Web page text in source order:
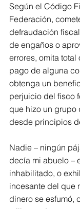
Según el Código
Federación,
defraudación
de engaños o
errores, omita
pago de alguna
obtenga un
perjuicio del fisco
que hizo un grupo
desde principios
Nadie – ningún
decía mi abuelo –
inhabilitado, o
incesante del que
dinero se esfumó,